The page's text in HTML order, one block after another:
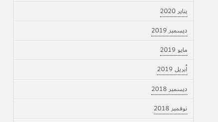
يناير 2020
ديسمبر 2019
مايو 2019
أبريل 2019
ديسمبر 2018
نوفمبر 2018